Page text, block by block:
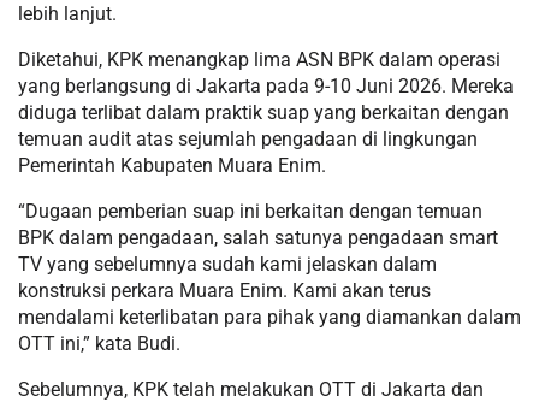
lebih lanjut.
Diketahui, KPK menangkap lima ASN BPK dalam operasi
yang berlangsung di Jakarta pada 9-10 Juni 2026. Mereka
diduga terlibat dalam praktik suap yang berkaitan dengan
temuan audit atas sejumlah pengadaan di lingkungan
Pemerintah Kabupaten Muara Enim.
“Dugaan pemberian suap ini berkaitan dengan temuan
BPK dalam pengadaan, salah satunya pengadaan smart
TV yang sebelumnya sudah kami jelaskan dalam
konstruksi perkara Muara Enim. Kami akan terus
mendalami keterlibatan para pihak yang diamankan dalam
OTT ini,” kata Budi.
Sebelumnya, KPK telah melakukan OTT di Jakarta dan